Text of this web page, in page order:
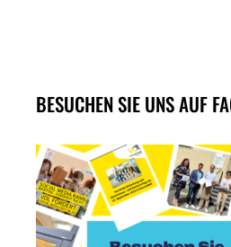
BESUCHEN SIE UNS AUF